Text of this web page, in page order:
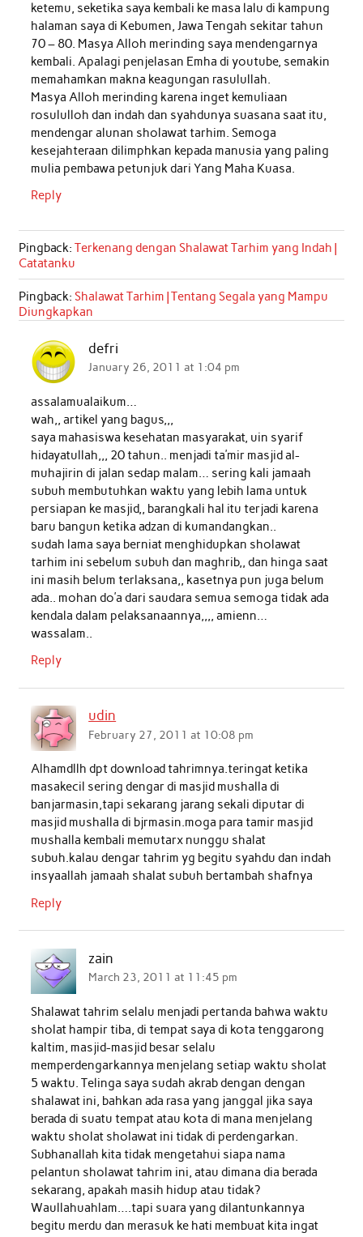
ketemu, seketika saya kembali ke masa lalu di kampung
halaman saya di Kebumen, Jawa Tengah sekitar tahun
70 – 80. Masya Alloh merinding saya mendengarnya
kembali. Apalagi penjelasan Emha di youtube, semakin
memahamkan makna keagungan rasulullah.
Masya Alloh merinding karena inget kemuliaan
rosululloh dan indah dan syahdunya suasana saat itu,
mendengar alunan sholawat tarhim. Semoga
kesejahteraan dilimphkan kepada manusia yang paling
mulia pembawa petunjuk dari Yang Maha Kuasa.
Reply
Pingback: Terkenang dengan Shalawat Tarhim yang Indah |
Catatanku
Pingback: Shalawat Tarhim | Tentang Segala yang Mampu
Diungkapkan
defri
January 26, 2011 at 1:04 pm
assalamualaikum…
wah,, artikel yang bagus,,,
saya mahasiswa kesehatan masyarakat, uin syarif
hidayatullah,,, 20 tahun.. menjadi ta’mir masjid al-
muhajirin di jalan sedap malam… sering kali jamaah
subuh membutuhkan waktu yang lebih lama untuk
persiapan ke masjid,, barangkali hal itu terjadi karena
baru bangun ketika adzan di kumandangkan..
sudah lama saya berniat menghidupkan sholawat
tarhim ini sebelum subuh dan maghrib,, dan hinga saat
ini masih belum terlaksana,, kasetnya pun juga belum
ada.. mohan do’a dari saudara semua semoga tidak ada
kendala dalam pelaksanaannya,,,, amienn…
wassalam..
Reply
udin
February 27, 2011 at 10:08 pm
Alhamdllh dpt download tahrimnya.teringat ketika
masakecil sering dengar di masjid mushalla di
banjarmasin,tapi sekarang jarang sekali diputar di
masjid mushalla di bjrmasin.moga para tamir masjid
mushalla kembali memutarx nunggu shalat
subuh.kalau dengar tahrim yg begitu syahdu dan indah
insyaallah jamaah shalat subuh bertambah shafnya
Reply
zain
March 23, 2011 at 11:45 pm
Shalawat tahrim selalu menjadi pertanda bahwa waktu
sholat hampir tiba, di tempat saya di kota tenggarong
kaltim, masjid-masjid besar selalu
memperdengarkannya menjelang setiap waktu sholat
5 waktu. Telinga saya sudah akrab dengan dengan
shalawat ini, bahkan ada rasa yang janggal jika saya
berada di suatu tempat atau kota di mana menjelang
waktu sholat sholawat ini tidak di perdengarkan.
Subhanallah kita tidak mengetahui siapa nama
pelantun sholawat tahrim ini, atau dimana dia berada
sekarang, apakah masih hidup atau tidak?
Waullahuahlam….tapi suara yang dilantunkannya
begitu merdu dan merasuk ke hati membuat kita ingat